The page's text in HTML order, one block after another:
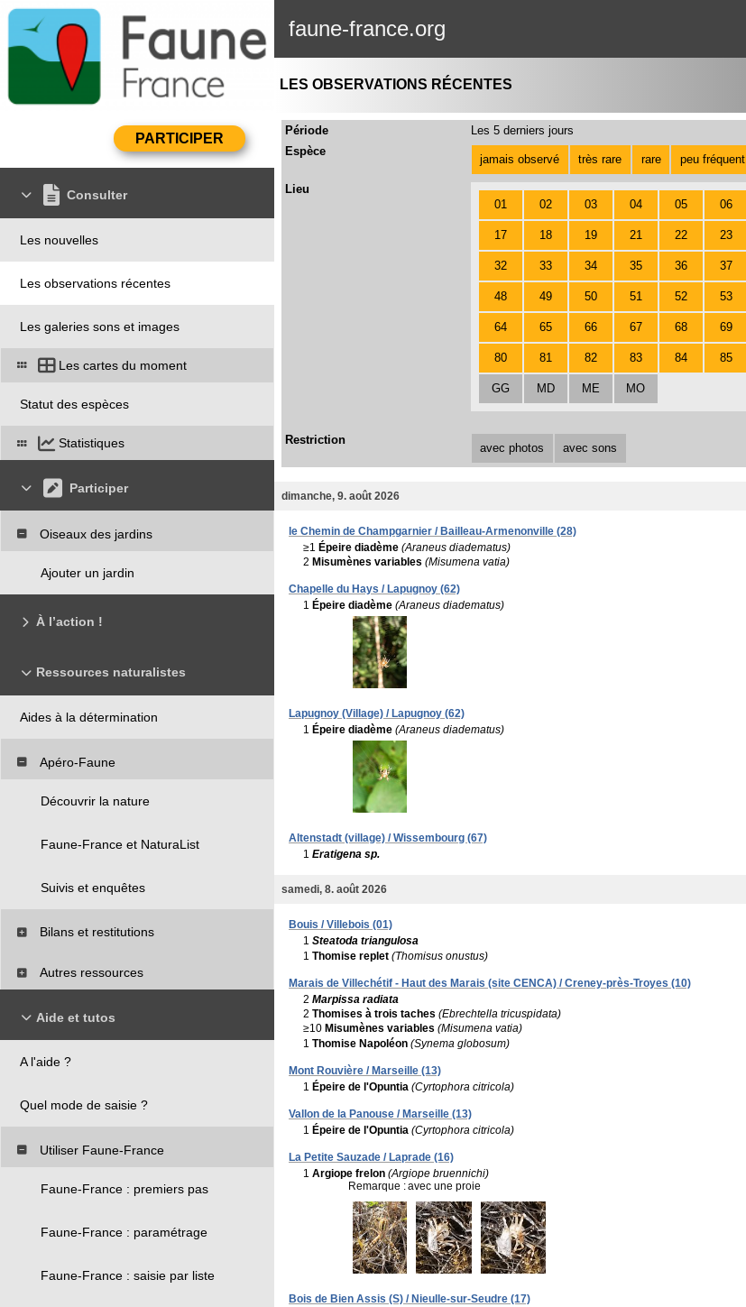
faune-france.org
Consulter
Les nouvelles
Les observations récentes
Les galeries sons et images
Les cartes du moment
Statut des espèces
Statistiques
Participer
Oiseaux des jardins
Ajouter un jardin
À l’action !
Ressources naturalistes
Aides à la détermination
Apéro-Faune
Découvrir la nature
Faune-France et NaturaList
Suivis et enquêtes
Bilans et restitutions
Autres ressources
Aide et tutos
A l'aide ?
Quel mode de saisie ?
Utiliser Faune-France
Faune-France : premiers pas
Faune-France : paramétrage
Faune-France : saisie par liste
LES OBSERVATIONS RÉCENTES
Période
Les 5 derniers jours
Espèce
jamais observé très rare rare peu fréquent
Lieu
01
02 03 04 05 06
17 18 19 21 22 23
32 33 34 35 36 37
48 49 50 51 52 53
64 65 66 67 68 69
80 81 82 83 84 85
GG MD ME MO
Restriction
avec photos avec sons
dimanche, 9. août 2026
le Chemin de Champgarnier / Bailleau-Armenonville (28)
≥1 Épeire diadème (Araneus diadematus)
2 Misumènes variables (Misumena vatia)
Chapelle du Hays / Lapugnoy (62)
1 Épeire diadème (Araneus diadematus)
Lapugnoy (Village) / Lapugnoy (62)
1 Épeire diadème (Araneus diadematus)
Altenstadt (village) / Wissembourg (67)
1 Eratigena sp.
samedi, 8. août 2026
Bouis / Villebois (01)
1 Steatoda triangulosa
1 Thomise replet (Thomisus onustus)
Marais de Villechétif - Haut des Marais (site CENCA) / Creney-près-Troyes (10)
2 Marpissa radiata
2 Thomises à trois taches (Ebrechtella tricuspidata)
≥10 Misumènes variables (Misumena vatia)
1 Thomise Napoléon (Synema globosum)
Mont Rouvière / Marseille (13)
1 Épeire de l'Opuntia (Cyrtophora citricola)
Vallon de la Panouse / Marseille (13)
1 Épeire de l'Opuntia (Cyrtophora citricola)
La Petite Sauzade / Laprade (16)
1 Argiope frelon (Argiope bruennichi)
Remarque :avec une proie
Bois de Bien Assis (S) / Nieulle-sur-Seudre (17)